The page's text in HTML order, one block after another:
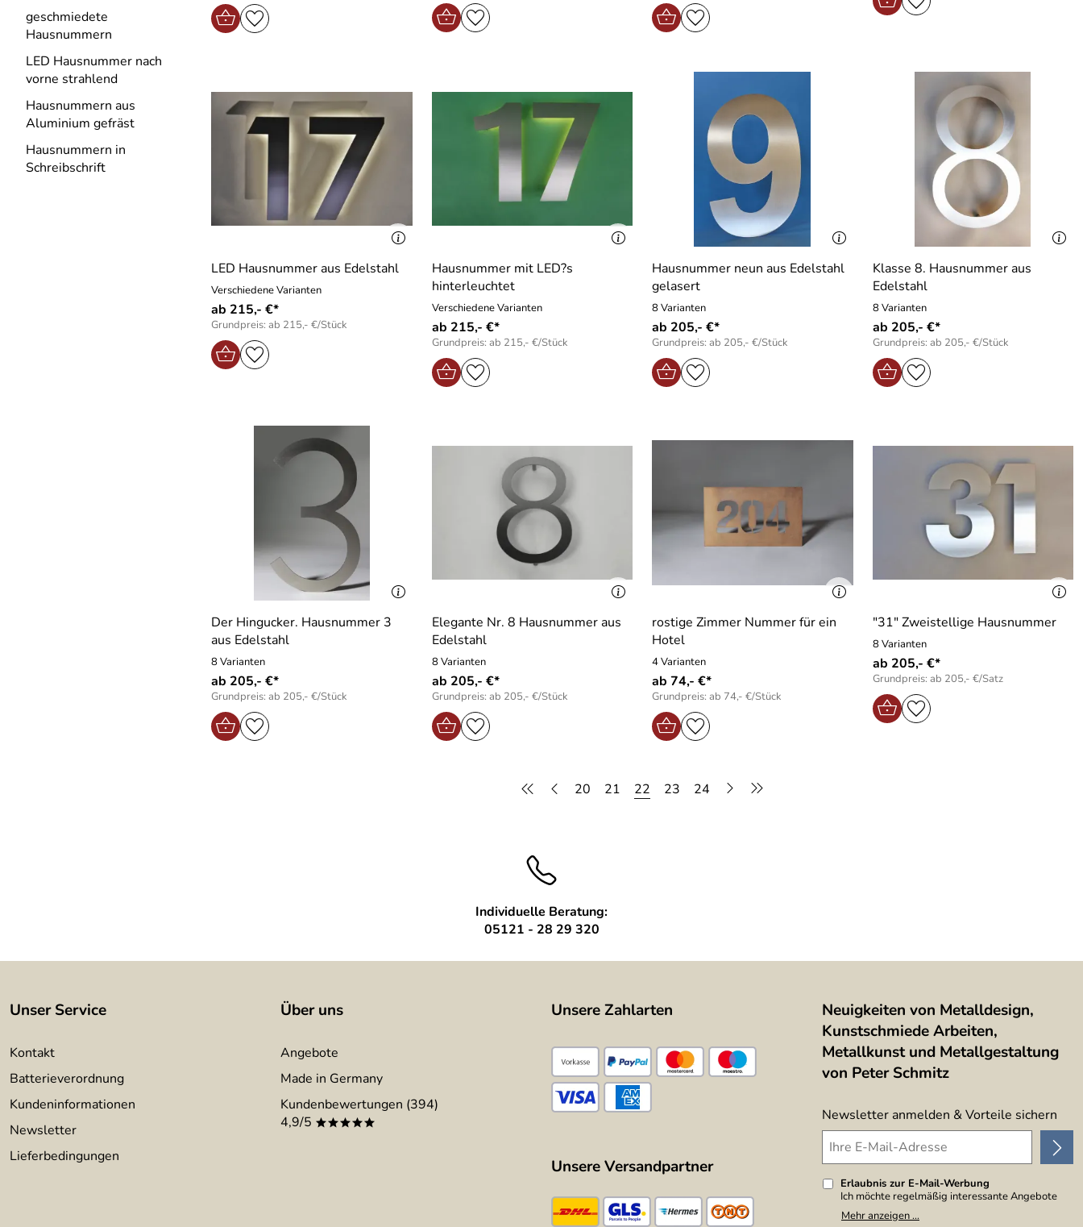
geschmiedete
Hausnummern
LED Hausnummer nach
vorne strahlend
Hausnummern aus
Aluminium gefräst
Hausnummern in
Schreibschrift
LED Hausnummer aus Edelstahl
Verschiedene Varianten
ab 215,- €*
Grundpreis: ab 215,- €/Stück
Hausnummer mit LED?s
hinterleuchtet
Verschiedene Varianten
ab 215,- €*
Grundpreis: ab 215,- €/Stück
Hausnummer neun aus Edelstahl
gelasert
8 Varianten
ab 205,- €*
Grundpreis: ab 205,- €/Stück
Klasse 8. Hausnummer aus
Edelstahl
8 Varianten
ab 205,- €*
Grundpreis: ab 205,- €/Stück
Der Hingucker. Hausnummer 3
aus Edelstahl
8 Varianten
ab 205,- €*
Grundpreis: ab 205,- €/Stück
Elegante Nr. 8 Hausnummer aus
Edelstahl
8 Varianten
ab 205,- €*
Grundpreis: ab 205,- €/Stück
rostige Zimmer Nummer für ein
Hotel
4 Varianten
ab 74,- €*
Grundpreis: ab 74,- €/Stück
"31" Zweistellige Hausnummer
8 Varianten
ab 205,- €*
Grundpreis: ab 205,- €/Satz
20 21 22 23 24
Individuelle Beratung:
05121 - 28 29 320
Unser Service
Kontakt
Batterieverordnung
Kundeninformationen
Newsletter
Lieferbedingungen
Über uns
Angebote
Made in Germany
Kundenbewertungen (394)
4,9/5 *****
Unsere Zahlarten
Unsere Versandpartner
Neuigkeiten von Metalldesign,
Kunstschmiede Arbeiten,
Metallkunst und Metallgestaltung
von Peter Schmitz
Newsletter anmelden & Vorteile sichern
Erlaubnis zur E-Mail-Werbung
Ich möchte regelmäßig interessante Angebote
per E-Mail erhalten. Meine E-Mail-Adresse wird
nicht an andere Unternehmen weitergegeben. Zu
Mehr anzeigen ...